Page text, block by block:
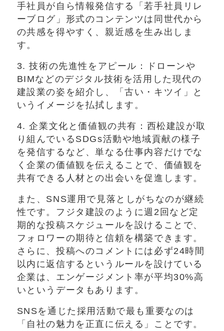
手社員が自ら情報発信する「若手社員リレ
ーブログ」形式のコンテンツは同世代から
の共感を得やすく、親近感を生み出しま
す。
3. 技術の先進性をアピール：ドローンや
BIMなどのデジタル技術を活用した現代の
建設業の姿を紹介し、「古い・キツイ」と
いうイメージを払拭します。
4. 企業文化と価値観の共有：西松建設が取
り組んでいるSDGs活動や地域貢献の様子
を発信するなど、単なる仕事内容だけでな
く企業の価値観を伝えることで、価値観を
共有できる人材との出会いを促進します。
また、SNS運用で見落としがちなのが継続
性です。フジタ建設のように週2回など定
期的な投稿スケジュールを設けることで、
フォロワーの期待と信頼を構築できます。
さらに、投稿へのコメントには必ず24時間
以内に返信するというルールを設けている
企業は、エンゲージメント率が平均30%高
いというデータもあります。
SNSを通じた採用活動で最も重要なのは
「自社の魅力を正直に伝える」ことです。